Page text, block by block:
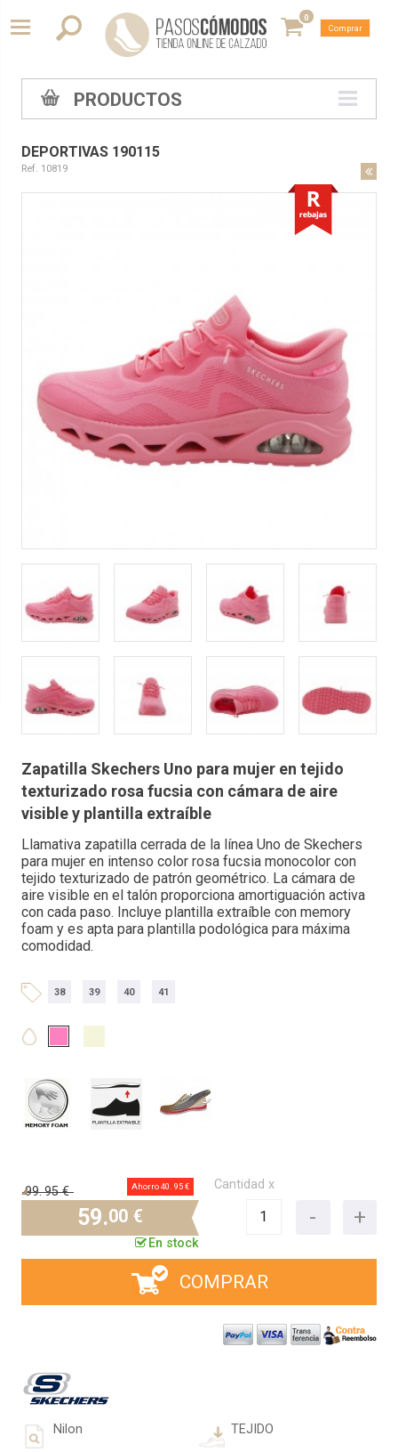
0
Comprar
PRODUCTOS
DEPORTIVAS 190115
Ref. 10819
Zapatilla Skechers Uno para mujer en tejido
texturizado rosa fucsia con cámara de aire
visible y plantilla extraíble
Llamativa zapatilla cerrada de la línea Uno de Skechers
para mujer en intenso color rosa fucsia monocolor con
tejido texturizado de patrón geométrico. La cámara de
aire visible en el talón proporciona amortiguación activa
con cada paso. Incluye plantilla extraíble con memory
foam y es apta para plantilla podológica para máxima
comodidad.
38 39 40 41
99.95 € Ahorro 40. 95 €
59.00 €
En stock
Cantidad x
COMPRAR
Nilon TEJIDO